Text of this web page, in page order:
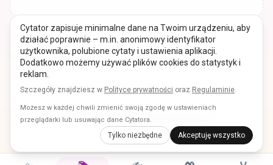
Cytator.pl
Najlepsze cytaty w jednym miejscu. Twórz grafiki, udostępniaj i inspiruj
społeczność.
Polityka prywatności
O Cytatorze Regulamin
© 2026 Cytator. Wszystkie prawa zastrzeżone.
Masz pomysł na nową funkcję? Napisz do nas nacytator.pl@gmail.com
Cytator zapisuje minimalne dane na Twoim urządzeniu, aby
działać poprawnie – m.in. anonimowy identyfikator
użytkownika, polubione cytaty i ustawienia aplikacji.
Dodatkowo możemy używać plików cookies do statystyk i
reklam.
Szczegóły znajdziesz w Polityce prywatności oraz Regulaminie.
Możesz w każdej chwili zmienić swoją zgodę w ustawieniach
przeglądarki lub usuwając dane Cytatora.
Tylko niezbędne Akceptuję wszystko